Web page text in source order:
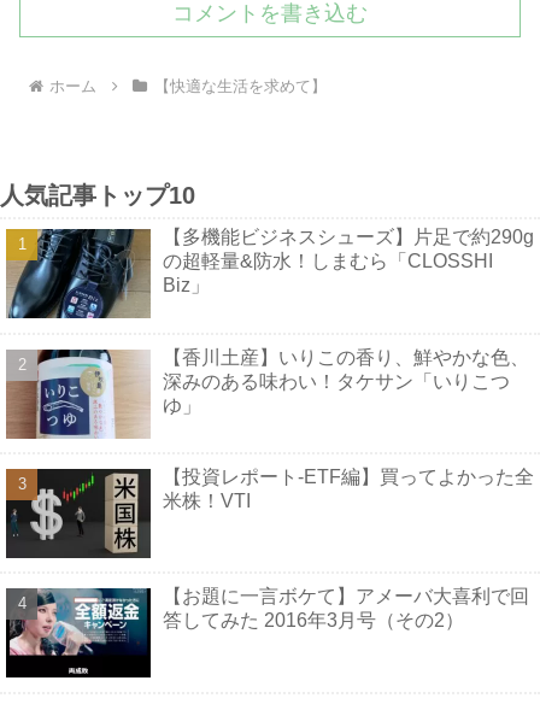
コメントを書き込む
ホーム 【快適な生活を求めて】
人気記事トップ10
【多機能ビジネスシューズ】片足で約290g
の超軽量&防水！しまむら「CLOSSHI
Biz」
【香川土産】いりこの香り、鮮やかな色、
深みのある味わい！タケサン「いりこつ
ゆ」
【投資レポート-ETF編】買ってよかった全
米株！VTI
【お題に一言ボケて】アメーバ大喜利で回
答してみた 2016年3月号（その2）